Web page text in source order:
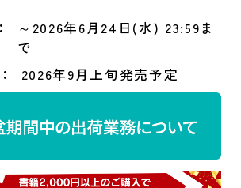
～2026年6月24日(水) 23:59ま
で
2026年9月上旬発売予定